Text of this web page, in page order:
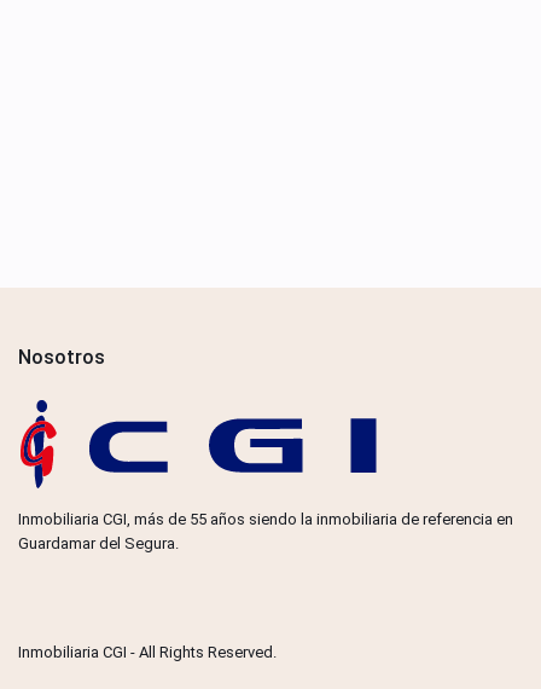
Nosotros
Inmobiliaria CGI, más de 55 años siendo la inmobiliaria de referencia en
Guardamar del Segura.
Inmobiliaria CGI - All Rights Reserved.